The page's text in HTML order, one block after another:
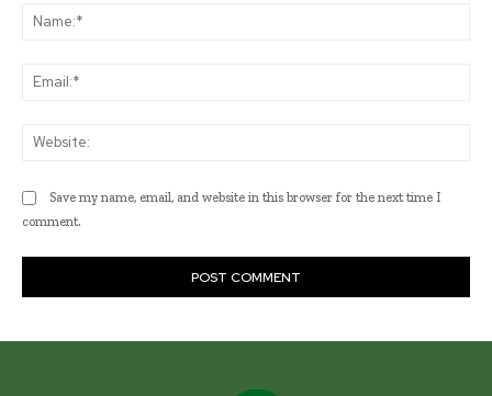
Save my name, email, and website in this browser for the next time I
comment.